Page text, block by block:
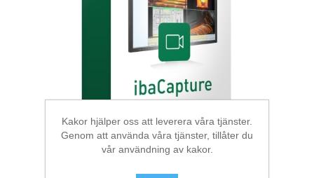
Kakor hjälper oss att leverera våra tjänster.
Genom att använda våra tjänster, tillåter du
vår användning av kakor.